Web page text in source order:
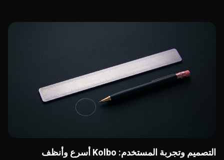
التصميم وتجربة المستخدم: Kolbo أسرع وأنظف